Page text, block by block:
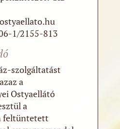
1/2155-813
szolgáltatást
a
Ostyaellátó
a
feltüntetett